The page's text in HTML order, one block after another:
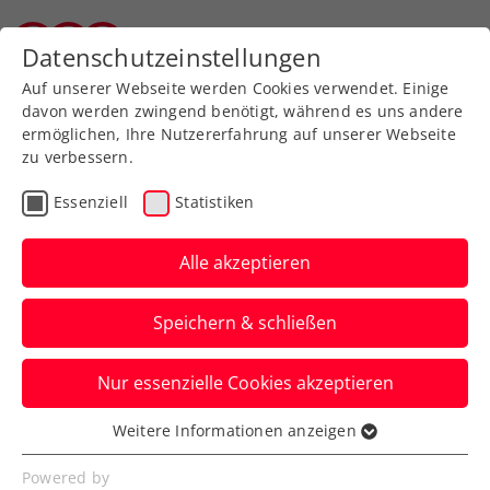
Zurück zur Newsübersicht
Turniere
ITF Kottingbrunn:
Halbfinale! Pichler und
Oberleitner bleiben im
Titelrennen
Im Doppel kommt es zum rot-weiß-roten
Finalduell zwischen David Pichler und Joel
Schwärzler.
Datenschutzeinstellungen
Auf unserer Webseite werden Cookies verwendet. Einige
davon werden zwingend benötigt, während es uns andere
ermöglichen, Ihre Nutzererfahrung auf unserer Webseite
zu verbessern.
Essenziell Statistiken
Alle akzeptieren
Speichern & schließen
Nur essenzielle Cookies akzeptieren
Essenziell
Essenzielle Cookies werden für grundlegende
Weitere Informationen anzeigen
Powered by